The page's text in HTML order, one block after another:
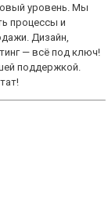
уровень. Мы
процессы и
Дизайн,
— всё под ключ!
поддержкой.